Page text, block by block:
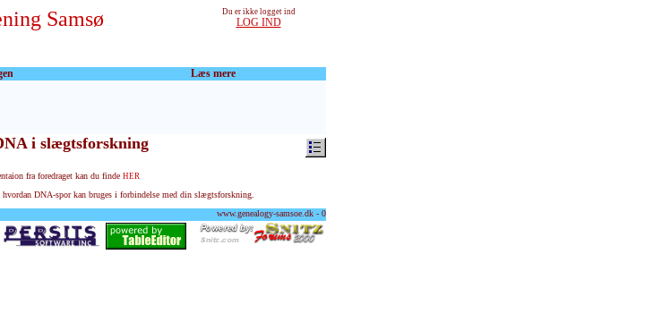
Samsø Du er ikke logget ind
LOG IND
Læs mere
i slægtsforskning
fra foredraget kan du finde HER
DNA-spor kan bruges i forbindelse med din slægtsforskning.
www.genealogy-samsoe.dk - 0